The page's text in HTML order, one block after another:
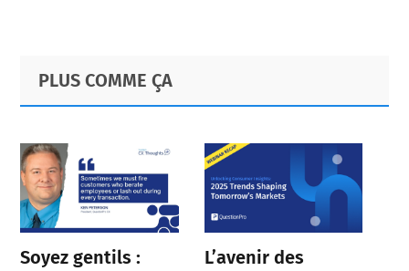
Primary
Sidebar
Footer
PLUS COMME ÇA
Soyez gentils :
L’avenir des